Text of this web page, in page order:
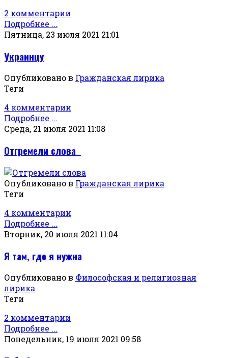
2 комментарии
Подробнее ...
Пятница, 23 июля 2021 21:01
Украинцу
Опубликовано в Гражданская лирика
Теги
4 комментарии
Подробнее ...
Среда, 21 июля 2021 11:08
Отгремели слова
Опубликовано в Гражданская лирика
Теги
4 комментарии
Подробнее ...
Вторник, 20 июля 2021 11:04
Я там, где я нужна
Опубликовано в Философская и религиозная
лирика
Теги
2 комментарии
Подробнее ...
Понедельник, 19 июля 2021 09:58